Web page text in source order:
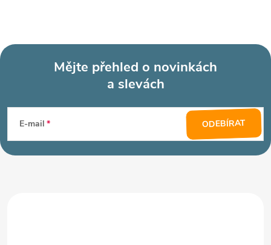
p
Mějte přehled o novinkách
a slevách
E-mail ODEBÍRAT